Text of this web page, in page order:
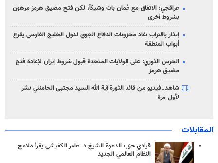
عراقجي: الاتفاق مع عُمان بات وشيكاً، لكن فتح مضيق هرمز مرهون
بشروط أخرى
إنذار باقتراب نفاد مخزونات الدفاع الجوي لدول الخليج الفارسي يقرع
أبواب المنطقة
الحرس الثوري: على الولايات المتحدة قبول شروط إيران لإعادة فتح
مضيق هرمز
شاهد..فيديو من قائد الثورة آية الله السيد مجتبى الخامنئي نشر
لأول مرة
المقابلات
قيادي حزب الدعوة الشيخ د. عامر الكفيشي يقرأ ملامح
النظام العالمي الجديد